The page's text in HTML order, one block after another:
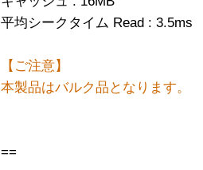
平均シークタイム Read : 3.5ms
【ご注意】
本製品はバルク品となります。
==